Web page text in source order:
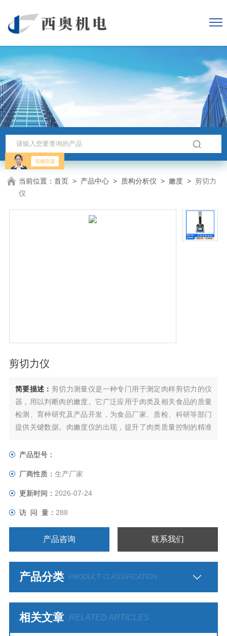
当前位置：首页 > 产品中心 > 质构分析仪 >嫩度 > 剪切力
仪
剪切力仪
简要描述： 剪切力测量仪是一种专门用于测定肉样剪切力的仪
器，用以判断肉的嫩度。它广泛应用于肉类及相关食品的质量
检测、育种研究及产品开发，为食品厂家、质检、科研等部门
提供关键数据。肉嫩度仪的出现，提升了肉类质量控制的精准
产品型号：
厂商性质： 生产厂家
更新时间： 2026-07-24
访 问 量： 288
产品咨询 联系我们
产品分类 PRODUCT CLASSIFICATION
相关文章 RELATED ARTICLES